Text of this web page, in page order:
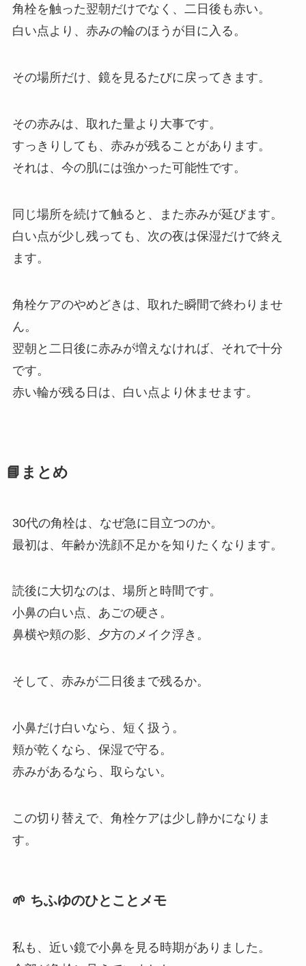
角栓を触った翌朝だけでなく、二日後も赤い。
白い点より、赤みの輪のほうが目に入る。
その場所だけ、鏡を見るたびに戻ってきます。
その赤みは、取れた量より大事です。
すっきりしても、赤みが残ることがあります。
それは、今の肌には強かった可能性です。
同じ場所を続けて触ると、また赤みが延びます。
白い点が少し残っても、次の夜は保湿だけで終え
ます。
角栓ケアのやめどきは、取れた瞬間で終わりませ
ん。
翌朝と二日後に赤みが増えなければ、それで十分
です。
赤い輪が残る日は、白い点より休ませます。
📘まとめ
30代の角栓は、なぜ急に目立つのか。
最初は、年齢か洗顔不足かを知りたくなります。
読後に大切なのは、場所と時間です。
小鼻の白い点、あごの硬さ。
鼻横や頬の影、夕方のメイク浮き。
そして、赤みが二日後まで残るか。
小鼻だけ白いなら、短く扱う。
頬が乾くなら、保湿で守る。
赤みがあるなら、取らない。
この切り替えで、角栓ケアは少し静かになりま
す。
🌱 ちふゆのひとことメモ
私も、近い鏡で小鼻を見る時期がありました。